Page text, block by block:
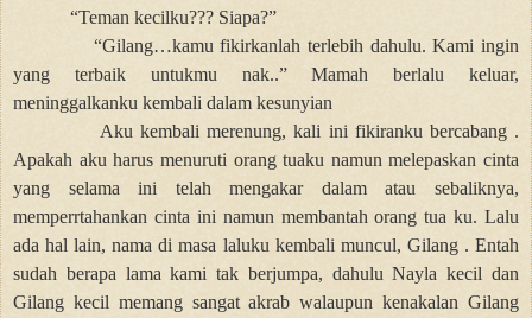
“Teman kecilku??? Siapa?”
“Gilang…kamu fikirkanlah terlebih dahulu. Kami ingin
yang terbaik untukmu nak..” Mamah berlalu keluar,
meninggalkanku kembali dalam kesunyian
Aku kembali merenung, kali ini fikiranku bercabang .
Apakah aku harus menuruti orang tuaku namun melepaskan cinta
yang selama ini telah mengakar dalam atau sebaliknya,
memperrtahankan cinta ini namun membantah orang tua ku. Lalu
ada hal lain, nama di masa laluku kembali muncul, Gilang . Entah
sudah berapa lama kami tak berjumpa, dahulu Nayla kecil dan
Gilang kecil memang sangat akrab walaupun kenakalan Gilang